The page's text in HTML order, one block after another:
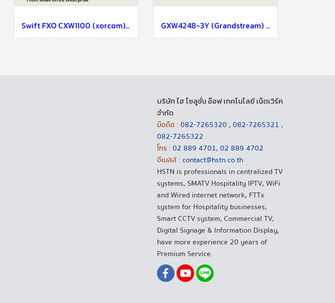
Swift FXO CXW1100 (xorcom) compact VoIP PBX (Private Branch Exchange) - IP-PBX Solutions GXW4248-3Y (Grandstream) FXS Gateway VOIP IP Phone IP-PBX Solutions
บริษัท ไฮ โซลูชั่น อ๊อฟ เทคโนโลยี เน็ตเวิร์ค
จำกัด
มือถือ : 082-7265320 , 082-7265321 ,
082-7265322
โทร : 02 889 4701, 02 889 4702
อีเมลล์ : contact@hstn.co.th
HSTN is professionals in centralized TV
systems, SMATV Hospitality IPTV, WiFi
and Wired internet network, FTTx
system for Hospitality businesses,
Smart CCTV system, Commercial TV,
Digital Signage & Information Display,
have more experience 20 years of
Premium Service.